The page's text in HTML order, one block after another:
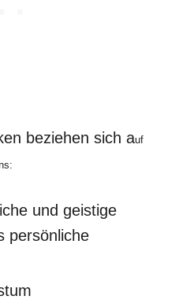
beziehen sich auf
und geistige
persönliche